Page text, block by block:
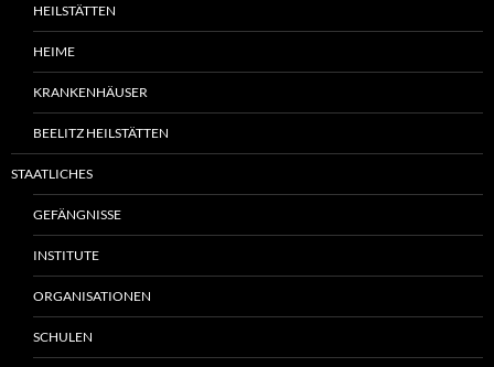
HEILSTÄTTEN
HEIME
KRANKENHÄUSER
BEELITZ HEILSTÄTTEN
STAATLICHES
GEFÄNGNISSE
INSTITUTE
ORGANISATIONEN
SCHULEN